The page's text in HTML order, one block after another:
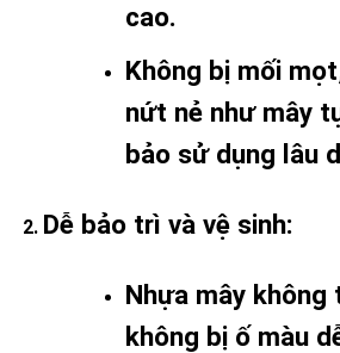
cao.
Không bị mối
nứt nẻ như mây
bảo sử dụng lâu
Dễ bảo trì và vệ sinh:
Nhựa mây không
không bị ố màu